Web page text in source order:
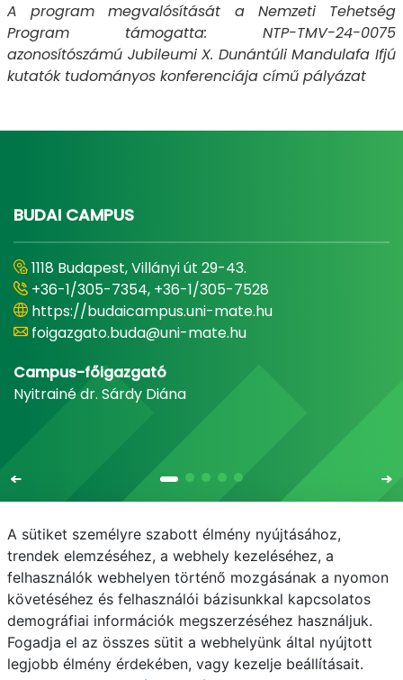
A program megvalósítását a Nemzeti Tehetség
Program támogatta: NTP-TMV-24-0075
azonosítószámú Jubileumi X. Dunántúli Mandulafa Ifjú
kutatók tudományos konferenciája című pályázat
BUDAI CAMPUS
1118 Budapest, Villányi út 29-43.
+36-1/305-7354, +36-1/305-7528
https://budaicampus.uni-mate.hu
foigazgato.buda@uni-mate.hu
Campus-főigazgató
Nyitrainé dr. Sárdy Diána
E-mail Telefonkönyv NEPTUN
E-learning
Adatvédelem
A sütiket személyre szabott élmény nyújtásához,
trendek elemzéséhez, a webhely kezeléséhez, a
felhasználók webhelyen történő mozgásának a nyomon
követéséhez és felhasználói bázisunkkal kapcsolatos
demográfiai információk megszerzéséhez használjuk.
Fogadja el az összes sütit a webhelyünk által nyújtott
legjobb élmény érdekében, vagy kezelje beállításait.